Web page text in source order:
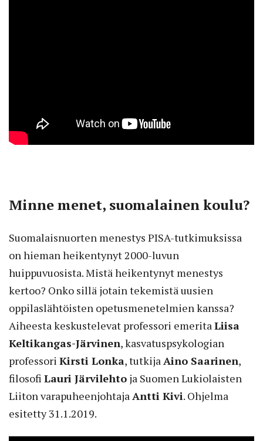
Minne menet, suomalainen koulu?
Suomalaisnuorten menestys PISA-tutkimuksissa
on hieman heikentynyt 2000-luvun
huippuvuosista. Mistä heikentynyt menestys
kertoo? Onko sillä jotain tekemistä uusien
oppilaslähtöisten opetusmenetelmien kanssa?
Aiheesta keskustelevat professori emeritaLiisa
Keltikangas-Järvinen, kasvatuspsykologian
professori Kirsti Lonka, tutkijaAino Saarinen,
filosofi Lauri Järvilehto ja Suomen Lukiolaisten
Liiton varapuheenjohtajaAntti Kivi. Ohjelma
esitetty 31.1.2019.